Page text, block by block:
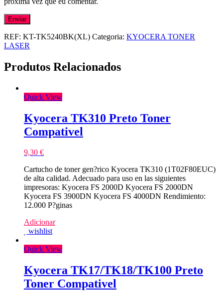
REF: KT-TK5240BK(XL) Categoria: KYOCERA TONER
LASER
Produtos Relacionados
Quick View
Kyocera TK310 Preto Toner
Compativel
9,30 €
Cartucho de toner gen?rico Kyocera TK310 (1T02F80EUC)
de alta calidad. Adecuado para uso en las siguientes
impresoras: Kyocera FS 2000D Kyocera FS 2000DN
Kyocera FS 3900DN Kyocera FS 4000DN Rendimiento:
12.000 P?ginas
Adicionar
wishlist
Quick View
Kyocera TK17/TK18/TK100 Preto
Toner Compativel